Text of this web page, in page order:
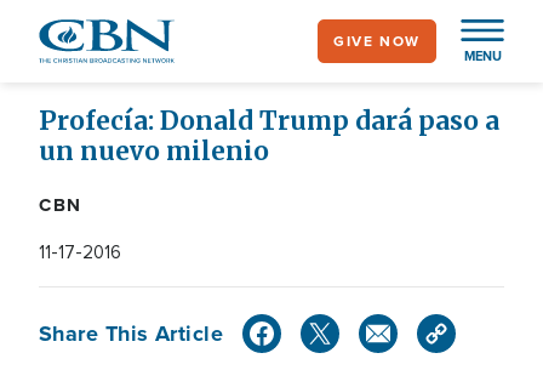
content
MENU
GIVE NOW
Profecía: Donald Trump dará paso a
un nuevo milenio
CBN
11-17-2016
Share This Article